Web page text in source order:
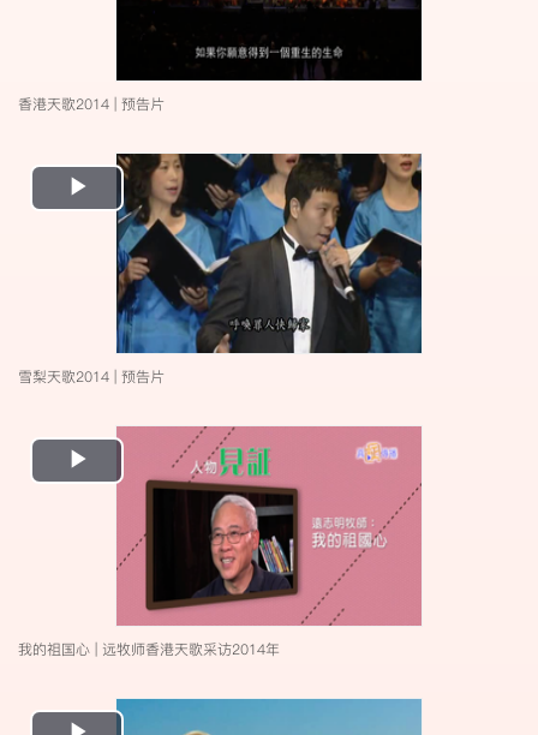
香港天歌2014 | 预告片
Play
Video
雪梨天歌2014 | 预告片
Play
Video
我的祖国心 | 远牧师香港天歌采访2014年